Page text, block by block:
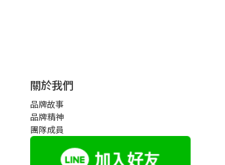
關於我們
品牌故事
品牌精神
團隊成員